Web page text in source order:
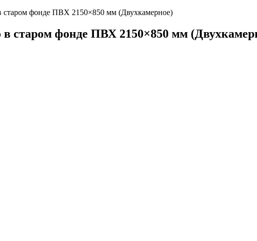
старом фонде ПВХ 2150×850 мм (Двухкамерное)
в старом фонде ПВХ 2150×850 мм